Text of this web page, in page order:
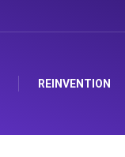
REINVENTION